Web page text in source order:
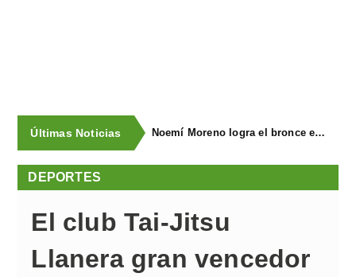
Últimas Noticias Noemí Moreno logra el bronce en el XXX Biatlón Ciudad de Gijón
DEPORTES
El club Tai-Jitsu
Llanera gran vencedor